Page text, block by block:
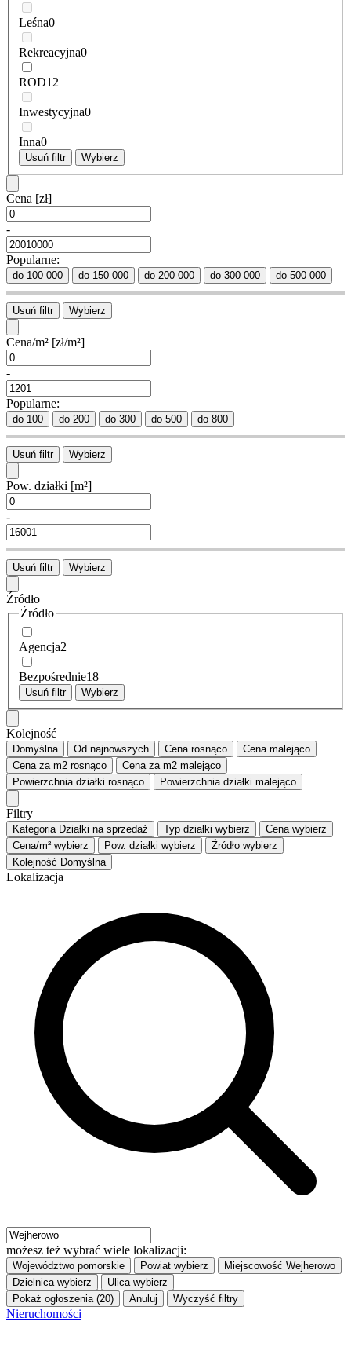
Leśna0
Rekreacyjna0
ROD12
Inwestycyjna0
Inna0
Usuń filtr Wybierz
Cena [zł]
-
Popularne:
do 100 000 do 150 000 do 200 000 do 300 000 do 500 000
Usuń filtr Wybierz
Cena/m² [zł/m²]
-
Popularne:
do 100 do 200 do 300 do 500 do 800
Usuń filtr Wybierz
Pow. działki [m²]
-
Usuń filtr Wybierz
Źródło
Źródło
Agencja2
Bezpośrednie18
Usuń filtr Wybierz
Kolejność
Domyślna Od najnowszych Cenarosnąco Cenamalejąco
Cena za m2 rosnąco Cena za m2 malejąco
Powierzchnia działki rosnąco Powierzchnia działki malejąco
Filtry
Kategoria Działki na sprzedaż Typ działki wybierz Cena wybierz
Cena/m² wybierz Pow. działki wybierz Źródło wybierz
Kolejność Domyślna
Lokalizacja
możesz też wybrać wiele lokalizacji:
Województwo pomorskie Powiat wybierz Miejscowość Wejherowo
Dzielnica wybierz Ulica wybierz
Pokaż ogłoszenia (20)
Anuluj Wyczyść filtry
Nieruchomości